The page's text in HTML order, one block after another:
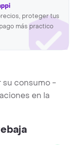
proteger tus
más practico
su consumo -
en la